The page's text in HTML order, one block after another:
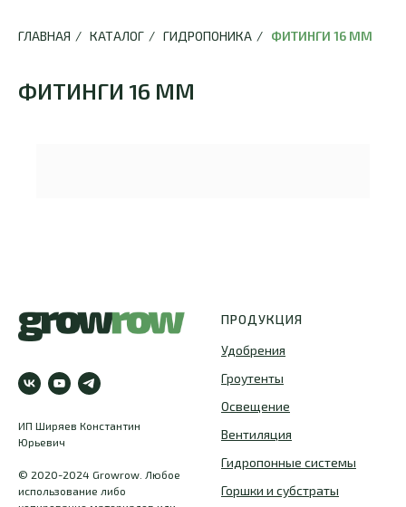
ГЛАВНАЯ / КАТАЛОГ / ГИДРОПОНИКА / ФИТИНГИ 16 ММ
ФИТИНГИ 16 ММ
ИП Ширяев Константин
Юрьевич
© 2020-2024 Growrow. Любое
использование либо
ПРОДУКЦИЯ
Удобрения
Гроутенты
Освещение
Вентиляция
Гидропонные системы
Горшки и субстраты